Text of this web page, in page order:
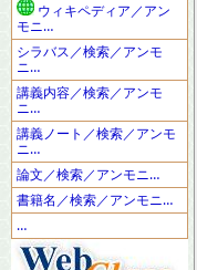
ウィキペディア／アン
モニ…
シラバス／検索／アンモ
ニ…
講義内容／検索／アンモ
ニ…
講義ノート／検索／アンモ
ニ…
論文／検索／アンモニ…
書籍名／検索／アンモニ…
…